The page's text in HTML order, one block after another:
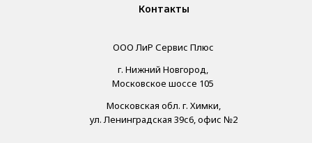
г. Нижний Новгород,
Московское шоссе 105
ООО ЛиР Сервис Плюс
Московская обл. г. Химки,
ул. Ленинградская 39с6, офис №2
Контакты